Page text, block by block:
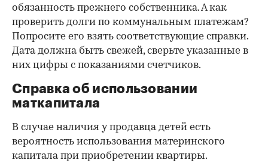
обязанность прежнего собственника. А как
проверить долги по коммунальным платежам?
Попросите его взять соответствующие справки.
Дата должна быть свежей, сверьте указанные в
них цифры с показаниями счетчиков.
Справка об использовании
маткапитала
В случае наличия у продавца детей есть
вероятность использования материнского
капитала при приобретении квартиры.